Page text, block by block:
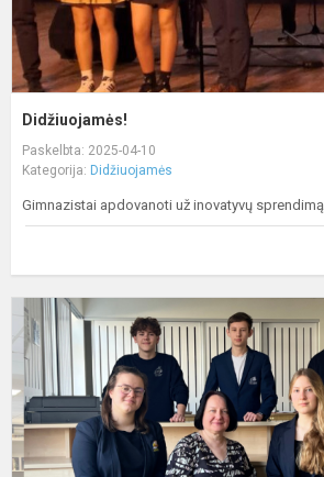
Didžiuojamės!
Paskelbta: 2025-04-10
Kategorija: Didžiuojamės
Gimnazistai apdovanoti už inovatyvų sprendimą